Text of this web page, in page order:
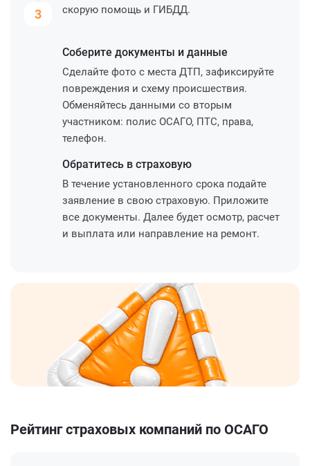
3
скорую помощь и ГИБДД.
Соберите документы и данные
Сделайте фото с места ДТП, зафиксируйте
повреждения и схему происшествия.
Обменяйтесь данными со вторым
участником: полис ОСАГО, ПТС, права,
телефон.
Обратитесь в страховую
В течение установленного срока подайте
заявление в свою страховую. Приложите
все документы. Далее будет осмотр, расчет
и выплата или направление на ремонт.
Рейтинг страховых компаний по ОСАГО